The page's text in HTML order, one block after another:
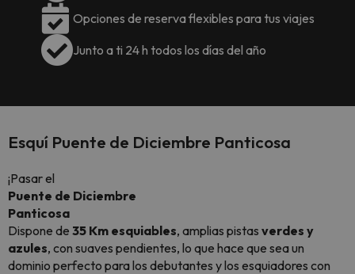
Opciones de reserva flexibles para tus viajes
Junto a ti 24 h todos los días del año
Esquí Puente de Diciembre Panticosa
¡Pasar el
Puente de Diciembre
Panticosa
Dispone de 35 Km esquiables, amplias pistas verdes y
azules, con suaves pendientes, lo que hace que sea un
dominio perfecto para los debutantes y los esquiadores con